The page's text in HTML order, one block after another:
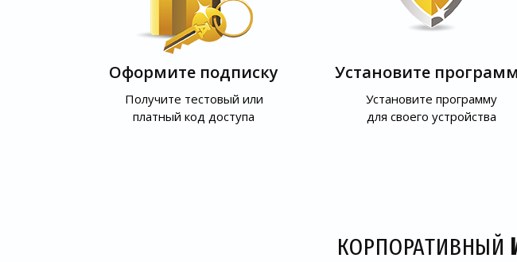
Оформите подписку
Получите тестовый или
платный код доступа
Установите
Установите программу
для своего устройства
КОРПОРАТИВНЫЙ